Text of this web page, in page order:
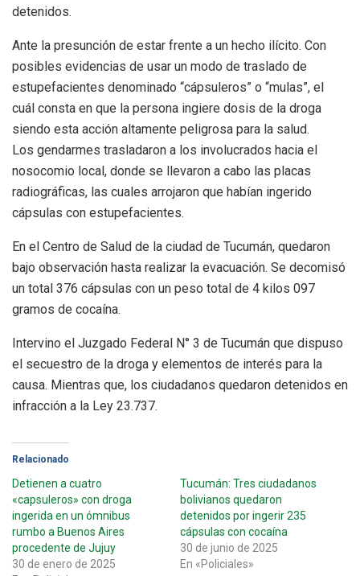
detenidos.
Ante la presunción de estar frente a un hecho ilícito. Con
posibles evidencias de usar un modo de traslado de
estupefacientes denominado “cápsuleros” o “mulas”, el
cuál consta en que la persona ingiere dosis de la droga
siendo esta acción altamente peligrosa para la salud.
Los gendarmes trasladaron a los involucrados hacia el
nosocomio local, donde se llevaron a cabo las placas
radiográficas, las cuales arrojaron que habían ingerido
cápsulas con estupefacientes.
En el Centro de Salud de la ciudad de Tucumán, quedaron
bajo observación hasta realizar la evacuación. Se decomisó
un total 376 cápsulas con un peso total de 4 kilos 097
gramos de cocaína.
Intervino el Juzgado Federal N° 3 de Tucumán que dispuso
el secuestro de la droga y elementos de interés para la
causa. Mientras que, los ciudadanos quedaron detenidos en
infracción a la Ley 23.737.
Relacionado
Detienen a cuatro
«capsuleros» con droga
ingerida en un ómnibus
rumbo a Buenos Aires
procedente de Jujuy
30 de enero de 2025
Tucumán: Tres ciudadanos
bolivianos quedaron
detenidos por ingerir 235
cápsulas con cocaína
30 de junio de 2025
En «Policiales»